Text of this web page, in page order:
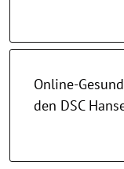
Online-
den DSC